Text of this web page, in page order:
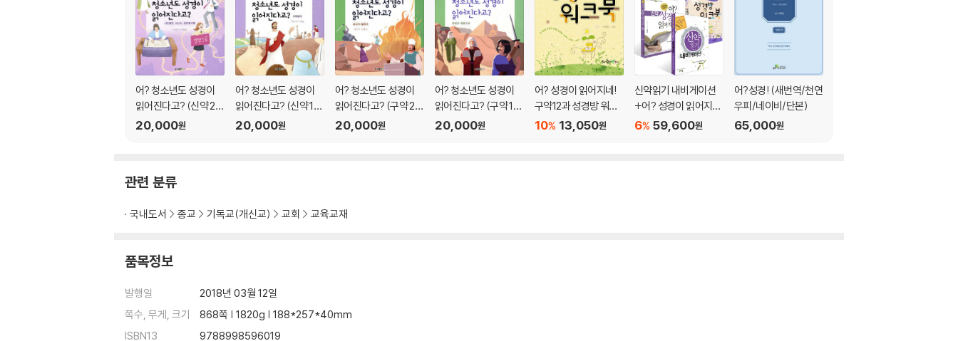
□ Day 3 창 39-50장, 출 1-11장
□ Day 4 출 12-31장
□ Day 5 출 32-40장
□ Day 6 민 1:1-20:13
□ Day 7 민 20:14-36장
□ Day 8 (레 1-22장)
□ Day 9 (레 23-27장), (신 1-13장)
□ Day 10 (신 14-34장)
□ Day 13 삿 17-21장, (룻 1-4장), 삼상 1-8장
□ Day 15 (시 1-2, 4-6, 8-17편), 삼상 21장, (시 34, 56편), 삼상 22장, (시 52, 57편), 삼상 23장, (시 54편), 삼상 24장, (시 63, 142편)
□ Day 18 삼하 6-7장, (시 42-50편), 삼하 8장, (시 60편), 삼하 9-12장, (시 51편)
□ Day 20 왕상 1-6장, (시 72편), (잠1-15장)
□ Day 21 왕상 7-11장, (잠 16-31장)
□ Day 22 (전 1-12장), (아 1-8장)
어? 청소년도 성경이
읽어진다고? (신약 2
탄/학생용)
20,000원
어? 청소년도 성경이
읽어진다고? (신약 1
탄/학생용)
20,000원
어? 청소년도 성경이
읽어진다고? (구약 2
탄/학생용)
20,000원
어? 청소년도 성경이
읽어진다고? (구약 1
탄/학생용)
20,000원
어? 성경이 읽어지네!
구약12과 성경방 워크
북
13,050원
10%
신약읽기 내비게이션
+어? 성경이 읽어지
네!+신약12과 성경방
59,600원
6%
어?성경! (새번역/천연
우피/네이비/단본)
65,000원
관련 분류
국내도서 종교 기독교(개신교) 교회 교육교재
품목정보
발행일
2018년 03월 12일
쪽수, 무게, 크기
868쪽 | 1820g | 188*257*40mm
ISBN13
9788998596019